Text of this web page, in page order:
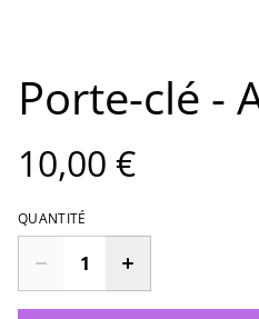
Porte-clé -
10,00 €
QUANTITÉ